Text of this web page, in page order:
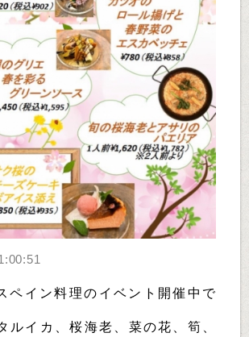
ペイン料理のイベント開催中で
ルイカ、桜海老、菜の花、筍、